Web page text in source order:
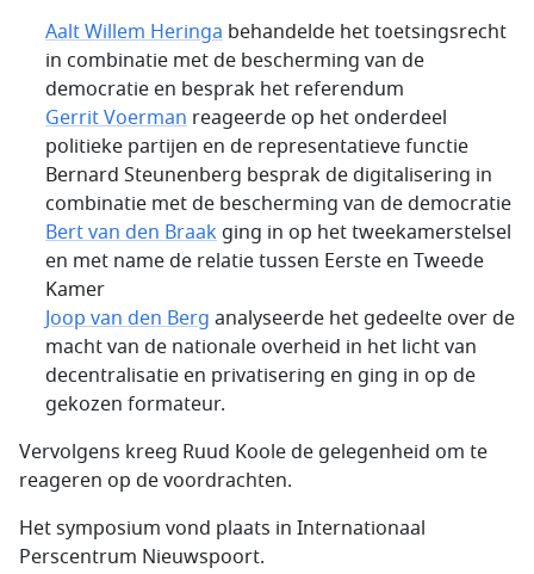
Aalt Willem Heringa behandelde het toetsingsrecht
in combinatie met de bescherming van de
democratie en besprak het referendum
Gerrit Voerman reageerde op het onderdeel
politieke partijen en de representatieve functie
Bernard Steunenberg besprak de digitalisering in
combinatie met de bescherming van de democratie
Bert van den Braak ging in op het tweekamerstelsel
en met name de relatie tussen Eerste en Tweede
Kamer
Joop van den Berg analyseerde het gedeelte over de
macht van de nationale overheid in het licht van
decentralisatie en privatisering en ging in op de
gekozen formateur.
Vervolgens kreeg Ruud Koole de gelegenheid om te
reageren op de voordrachten.
Het symposium vond plaats in Internationaal
Perscentrum Nieuwspoort.